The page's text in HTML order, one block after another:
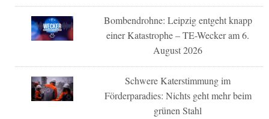
Bombendrohne: Leipzig entgeht knapp
einer Katastrophe – TE-Wecker am 6.
August 2026
Schwere Katerstimmung im
Förderparadies: Nichts geht mehr beim
grünen Stahl